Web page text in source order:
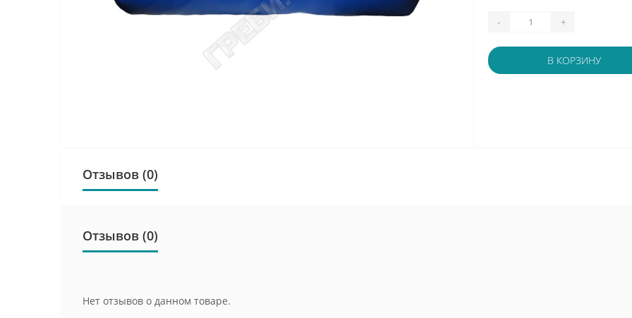
- +
В КОРЗИНУ
Отзывов (0)
Отзывов (0)
Нет отзывов о данном товаре.